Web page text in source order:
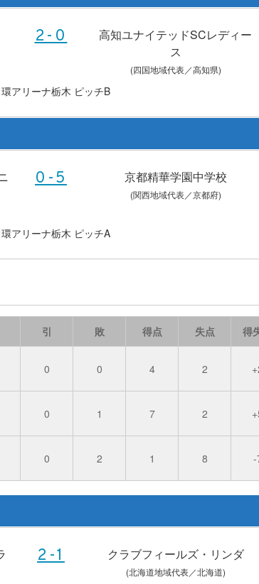
2-0
高知ユナイテッドSCレディー
ス
(四国地域代表／高知県)
環アリーナ栃木 ピッチB
0-5 京都精華学園中学校
(関西地域代表／京都府)
環アリーナ栃木 ピッチA
引 敗 得点 失点 得
0 0 4 2
0 1 7 2
0 2 1 8 -
2-1 クラブフィールズ・リンダ
(北海道地域代表／北海道)